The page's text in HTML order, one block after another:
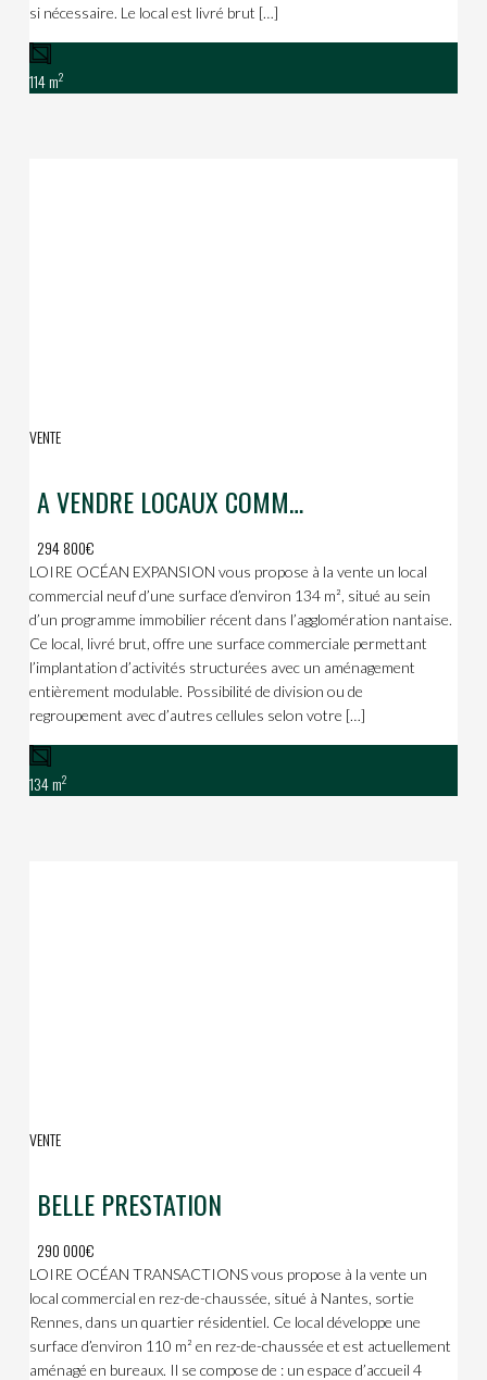
si nécessaire. Le local est livré brut […]
114 m2
VENTE
A VENDRE LOCAUX COMMERCIAUX / QUARTIER RESIDENTIEL
294 800€
LOIRE OCÉAN EXPANSION vous propose à la vente un local
commercial neuf d’une surface d’environ 134 m², situé au sein
d’un programme immobilier récent dans l’agglomération nantaise.
Ce local, livré brut, offre une surface commerciale permettant
l’implantation d’activités structurées avec un aménagement
entièrement modulable. Possibilité de division ou de
regroupement avec d’autres cellules selon votre […]
134 m2
VENTE
BELLE PRESTATION
290 000€
LOIRE OCÉAN TRANSACTIONS vous propose à la vente un
local commercial en rez-de-chaussée, situé à Nantes, sortie
Rennes, dans un quartier résidentiel. Ce local développe une
surface d’environ 110 m² en rez-de-chaussée et est actuellement
aménagé en bureaux. Il se compose de : un espace d’accueil 4